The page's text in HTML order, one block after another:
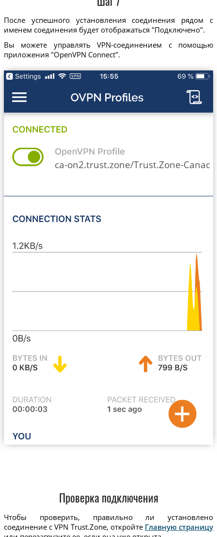
Шаг 7
После успешного установления соединения рядом с
именем соединения будет отображаться "Подключено".
Вы можете управлять VPN-соединением с помощью
приложения "OpenVPN Connect".
ca-on2.trust.zone/Trust.Zone-
Проверка подключения
Чтобы проверить, правильно ли установлено
соединение с VPN Trust.Zone, откройте Главную страницу